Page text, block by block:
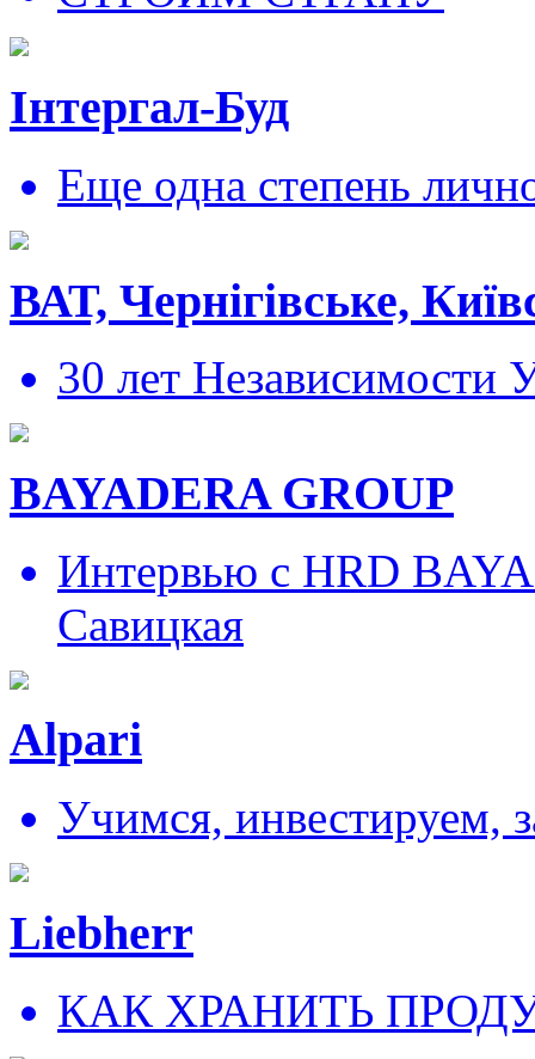
Інтергал-Буд
Еще одна степень
ВАТ, Чернігівське,
30 лет Независимости
BAYADERA GROUP
Интервью с HRD
Савицкая
Alpari
Учимся, инвестируем,
Liebherr
КАК ХРАНИТЬ